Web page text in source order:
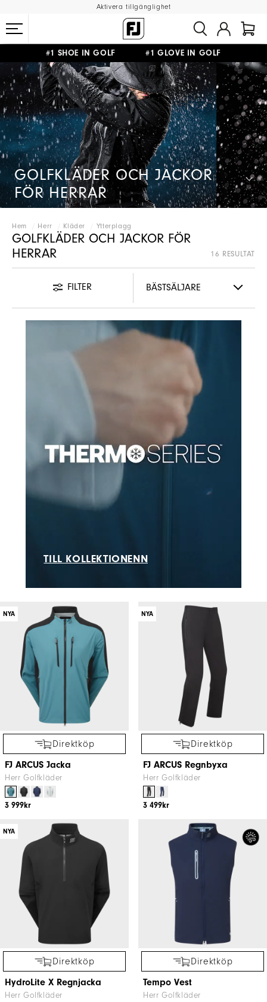
Aktivera tillgänglighet
#1 SHOE IN GOLF #1 GLOVE IN GOLF
FRI FRAKTPÅ ALLA BESTÄLLNINGAR ÖVER 999KR& FRI RETUR
GOLFKLÄDER OCH JACKOR
FÖR HERRAR
Hem Herr Kläder Ytterplagg
GOLFKLÄDER OCH JACKOR FÖR
HERRAR
16 RESULTAT
FILTER
TILL KOLLEKTIONENN
NYA
Direktköp
FJ ARCUS Jacka
Herr Golfkläder
3 999kr
NYA
Direktköp
FJ ARCUS Regnbyxa
Herr Golfkläder
3 499kr
NYA
Direktköp
HydroLite X Regnjacka
Herr Golfkläder
Direktköp
Tempo Vest
Herr Golfkläder